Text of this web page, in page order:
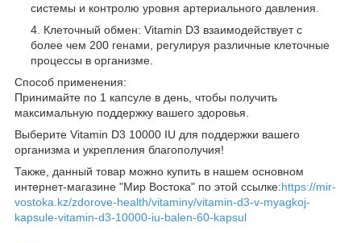
системы и контролю уровня артериального давления.
Клеточный обмен: Vitamin D3 взаимодействует с
более чем 200 генами, регулируя различные клеточные
процессы в организме.
Способ применения:
Принимайте по 1 капсуле в день, чтобы получить
максимальную поддержку вашего здоровья.
Выберите Vitamin D3 10000 IU для поддержки вашего
организма и укрепления благополучия!
Также, данный товар можно купить в нашем основном
интернет-магазине "Мир Востока" по этой ссылке:https://mir-
vostoka.kz/zdorove-health/vitaminy/vitamin-d3-v-myagkoj-
kapsule-vitamin-d3-10000-iu-balen-60-kapsul